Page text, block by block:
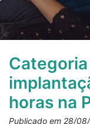
horas na
Publicado em 28/